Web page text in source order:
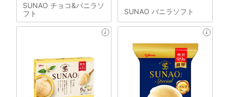
SUNAO チョコ&バニラソ
フト
SUNAO バニラソフト